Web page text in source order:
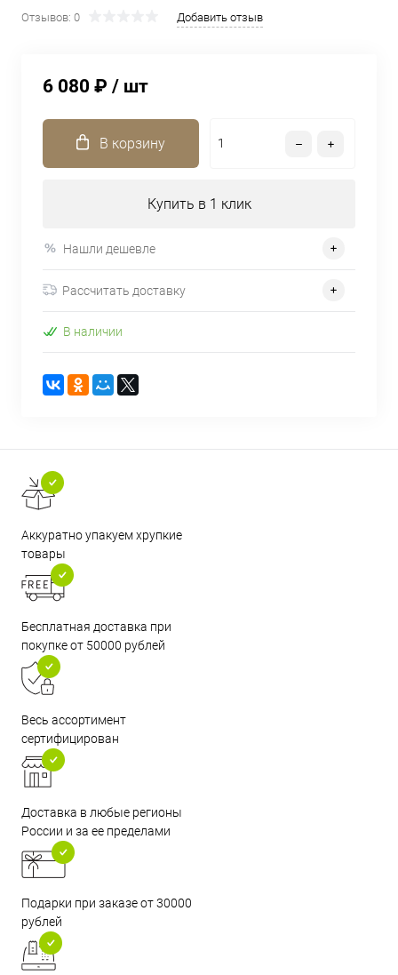
Отзывов: 0 Добавить отзыв
6 080 ₽ / шт
В корзину
Купить в 1 клик
Нашли дешевле
Рассчитать доставку
В наличии
Аккуратно упакуем хрупкие
товары
Бесплатная доставка при
покупке от 50000 рублей
Весь ассортимент
сертифицирован
Доставка в любые регионы
России и за ее пределами
Подарки при заказе от 30000
рублей